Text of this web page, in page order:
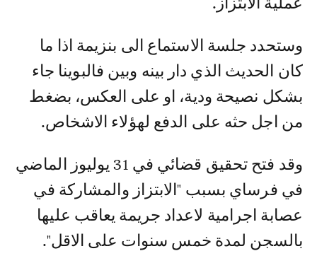
وستحدد جلسة الاستماع الى بنزيمة اذا ما
كان الحديث الذي دار بينه وبين فالبوينا جاء
بشكل نصيحة ودية، او على العكس، بضغط
من اجل حثه على الدفع لهؤلاء الاشخاص.
وقد فتح تحقيق قضائي في 31 يوليوز الماضي
في فرساي بسبب "الابتزاز والمشاركة في
عصابة اجرامية لاعداد جريمة يعاقب عليها
بالسجن لمدة خمس سنوات على الاقل".